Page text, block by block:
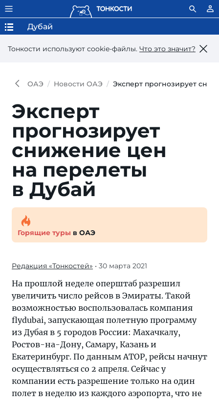
Тонкости используют сookie-файлы. Что это значит?
Дубай
ОАЭ Новости ОАЭ Эксперт прогнозирует
Эксперт
прогнозирует
снижение цен
на перелеты
в Дубай
Горящие туры в ОАЭ
Редакция «Тонкостей» • 30 марта 2021
На прошлой неделе оперштаб разрешил
увеличить число рейсов в Эмираты. Такой
возможностью воспользовалась компания
flydubai, запускающая полетную программу
из Дубая в 5 городов России: Махачкалу,
Ростов-на-Дону, Самару, Казань и
Екатеринбург. По данным АТОР, рейсы начнут
осуществляться со 2 апреля. Сейчас у
компании есть разрешение только на один
полет в неделю из каждого аэропорта, что не